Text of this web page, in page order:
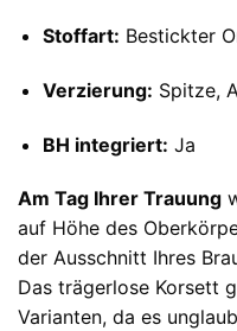
Stoffart: Bestickter
Verzierung: Spitze,
BH integriert: Ja
Am Tag Ihrer Trauung
auf Höhe des
der Ausschnitt Ihres
Das trägerlose Korsett
Varianten, da es